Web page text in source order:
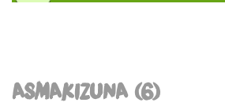
ASMAKIZUNA (6)